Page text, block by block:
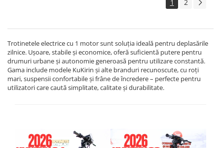
1 2
Trotinetele electrice cu 1 motor sunt soluția ideală pentru deplasările
zilnice. Ușoare, stabile și economice, oferă suficientă putere pentru
drumuri urbane și autonomie generoasă pentru utilizare constantă.
Gama include modele KuKirin și alte branduri recunoscute, cu roți
mari, suspensii confortabile și frâne de încredere – perfecte pentru
utilizatori care caută simplitate, calitate și durabilitate.